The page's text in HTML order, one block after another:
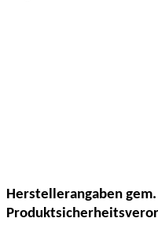
Herstellerangaben gem.